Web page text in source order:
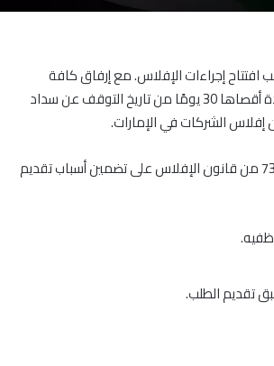
افتتاح إجراءات الإفلاس. مع إرفاق كافة
المستندات والوثائق التي تثبت وضع الإفلاس في شركتك، وذلك خلال مدة أقصاها 30 يومًا من تاريخ التوقف عن سداد
، فقد نصت المادة 73 من قانون الإفلاس على تضمين أسباب تقديم
تقديم الطلب.